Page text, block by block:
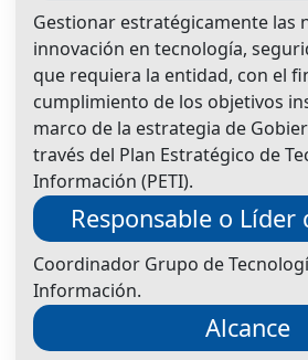
Gestionar estratégicamente las
innovación en tecnología,
que requiera la entidad, con el
cumplimiento de los objetivos
marco de la estrategia de
través del Plan Estratégico de
Información (PETI).
Responsable o Líder
Coordinador Grupo de
Información.
Alcance